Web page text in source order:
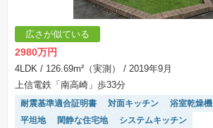
広さが似ている
2980万円
4LDK / 126.69m²（実測）
/ 2019年9月
上信電鉄「南高崎」歩33分
耐震基準適合証明書 対面キッチン 浴室乾燥機
平坦地
閑静な住宅地 システムキッチン